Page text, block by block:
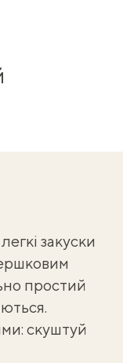
закуски
простий
скуштуй